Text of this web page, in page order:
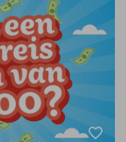
favorite_border